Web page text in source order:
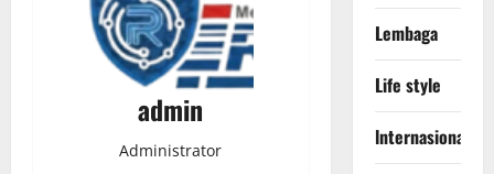
admin
Administrator
Lembaga
Life style
lnternasional